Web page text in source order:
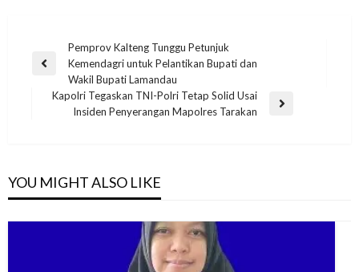
Pemprov Kalteng Tunggu Petunjuk
Kemendagri untuk Pelantikan Bupati dan
Wakil Bupati Lamandau
Kapolri Tegaskan TNI-Polri Tetap Solid Usai
Insiden Penyerangan Mapolres Tarakan
YOU MIGHT ALSO LIKE